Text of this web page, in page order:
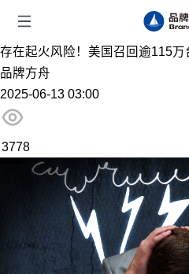
存在起火风险！美国召回逾115万
品牌方舟
2025-06-13 03:00
3778